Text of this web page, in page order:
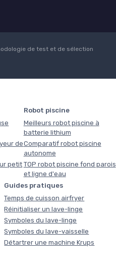
de test et de sélection
de
petit
Robot piscine
Meilleurs robot piscine à
batterie lithium
Comparatif robot piscine
autonome
TOP robot piscine fond parois
et ligne d'eau
Guides pratiques
Temps de cuisson airfryer
Réinitialiser un lave-linge
Symboles du lave-linge
Symboles du lave-vaisselle
Détartrer une machine Krups